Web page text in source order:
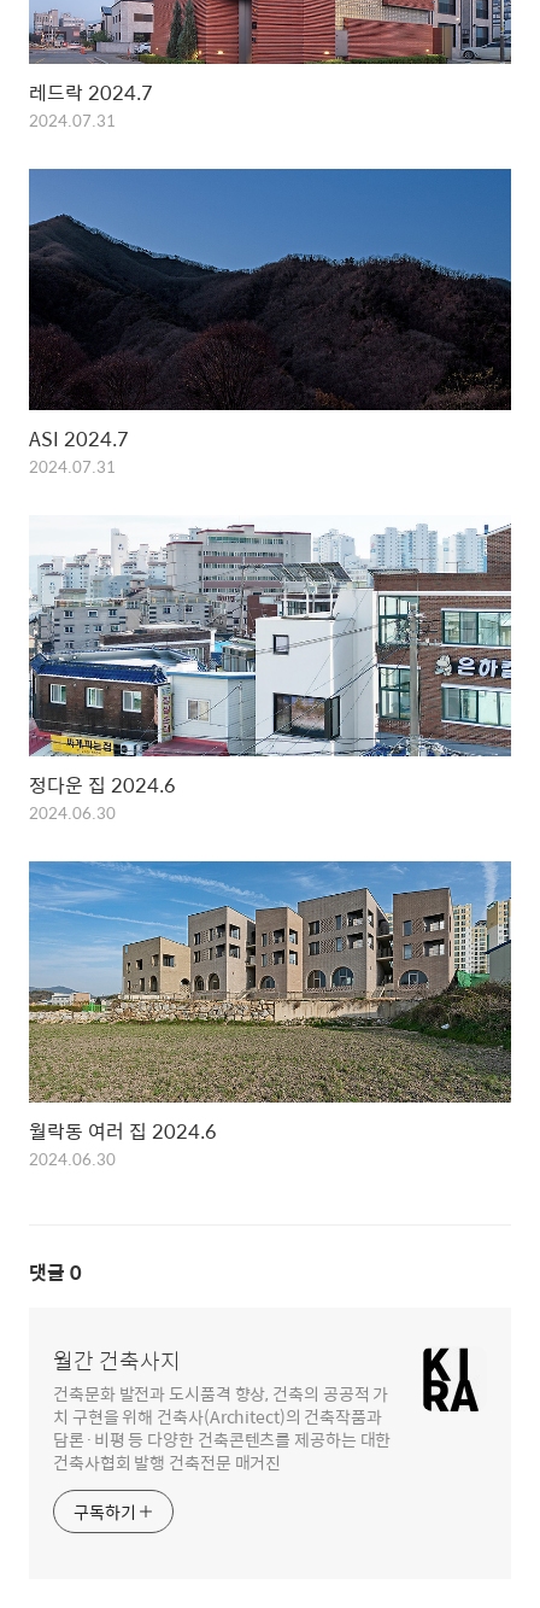
레드락 2024.7
2024.07.31
ASI 2024.7
2024.07.31
정다운 집 2024.6
2024.06.30
월락동 여러 집 2024.6
2024.06.30
댓글 0
월간 건축사지
건축문화 발전과 도시품격 향상, 건축의 공공적 가
치 구현을 위해 건축사(Architect)의 건축작품과
담론·비평 등 다양한 건축콘텐츠를 제공하는 대한
건축사협회 발행 건축전문 매거진
구독하기